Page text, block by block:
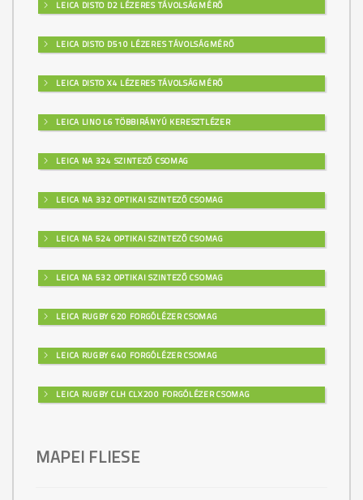
LEICA DISTO D2 LÉZERES TÁVOLSÁGMÉRŐ
LEICA DISTO D510 LÉZERES TÁVOLSÁGMÉRŐ
LEICA DISTO X4 LÉZERES TÁVOLSÁGMÉRŐ
LEICA LINO L6 TÖBBIRÁNYÚ KERESZTLÉZER
LEICA NA 324 SZINTEZŐ CSOMAG
LEICA NA 332 OPTIKAI SZINTEZŐ CSOMAG
LEICA NA 524 OPTIKAI SZINTEZŐ CSOMAG
LEICA NA 532 OPTIKAI SZINTEZŐ CSOMAG
LEICA RUGBY 620 FORGÓLÉZER CSOMAG
LEICA RUGBY 640 FORGÓLÉZER CSOMAG
LEICA RUGBY CLH CLX200 FORGÓLÉZER CSOMAG
MAPEI FLIESE